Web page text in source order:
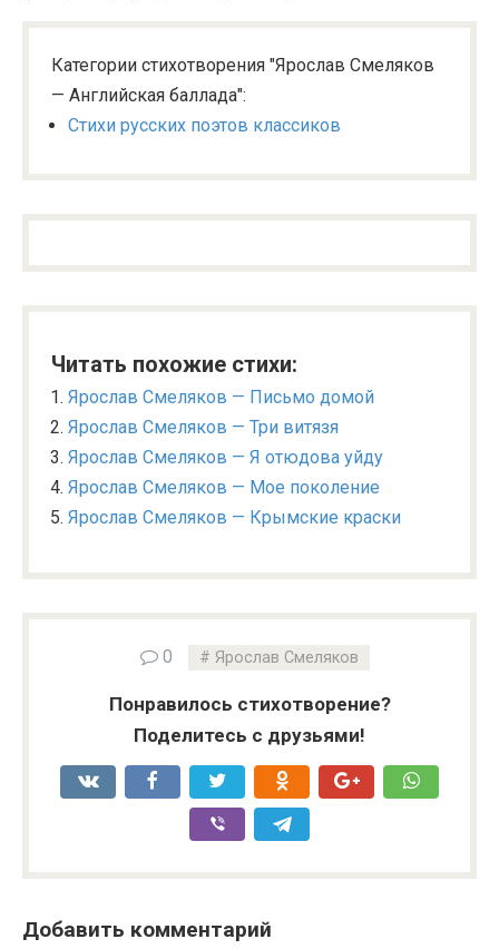
Категории стихотворения "Ярослав Смеляков
— Английская баллада":
Стихи русских поэтов классиков
Читать похожие стихи:
Ярослав Смеляков — Письмо домой
Ярослав Смеляков — Три витязя
Ярослав Смеляков — Я отюдова уйду
Ярослав Смеляков — Мое поколение
Ярослав Смеляков — Крымские краски
0 Ярослав Смеляков
Понравилось стихотворение?
Поделитесь с друзьями!
Добавить комментарий